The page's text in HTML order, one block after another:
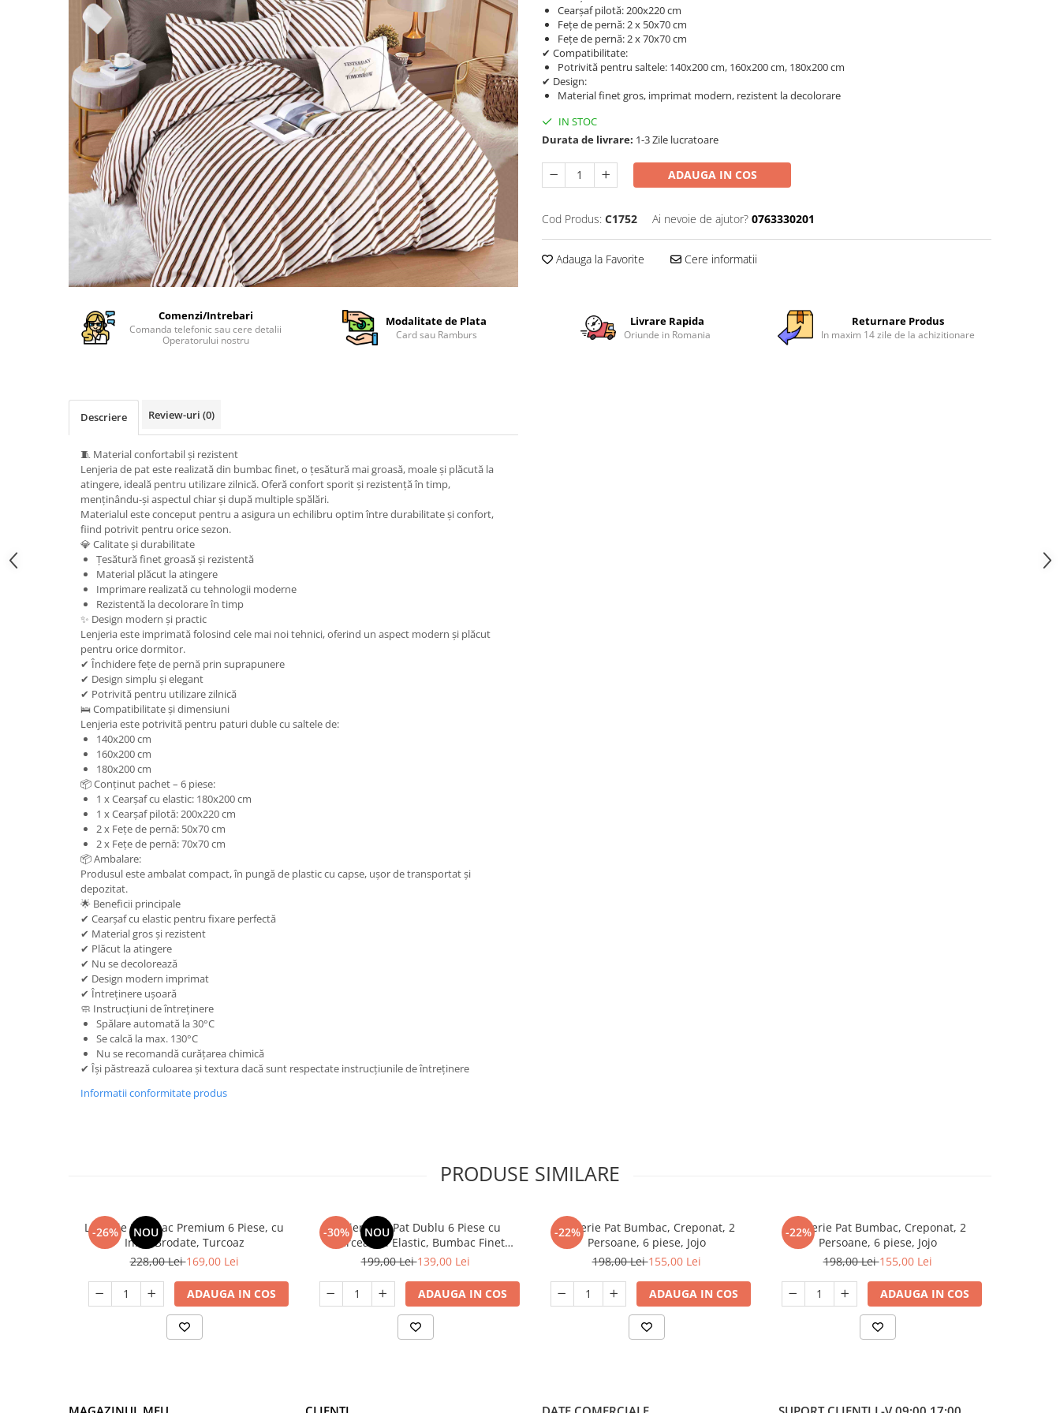
Cearceaf Normal
Lenjerii Pat Imprimeu 5D cu Elastic
Cearceaf cu Elastic pat 1 Persoana
Cearceaf cu Elastic pat 2 Persoane
Lenjerii Pat Inimi Brodate
Lenjerii Pat, Bumbac-Finet
Premium, 1 Persoana
Lenjerii Pat, Bumbac-Finet
Premium, 2 Persoane
Cearceaf cu Elastic
Cearșaf pilotă: 200x220 cm
Fețe de pernă: 2 x 50x70 cm
Fețe de pernă: 2 x 70x70 cm
✔ Compatibilitate:
Potrivită pentru saltele: 140x200 cm, 160x200 cm, 180x200 cm
✔ Design:
Material finet gros, imprimat modern, rezistent la decolorare
IN STOC
Durata de livrare: 1-3 Zile lucratoare
ADAUGA IN COS
Cod Produs: C1752 Ai nevoie de ajutor? 0763330201
Adauga la Favorite Cere informatii
Comenzi/Intrebari
Comanda telefonic sau cere detalii
Operatorului nostru
Modalitate de Plata
Card sau Ramburs
Livrare Rapida
Oriunde in Romania
Returnare Produs
In maxim 14 zile de la achizitionare
Descriere Review-uri (0)
🧵 Material confortabil și rezistent
Lenjeria de pat este realizată din bumbac finet, o țesătură mai groasă, moale și plăcută la
atingere, ideală pentru utilizare zilnică. Oferă confort sporit și rezistență în timp,
menținându-și aspectul chiar și după multiple spălări.
Materialul este conceput pentru a asigura un echilibru optim între durabilitate și confort,
fiind potrivit pentru orice sezon.
💎 Calitate și durabilitate
Țesătură finet groasă și rezistentă
Material plăcut la atingere
Imprimare realizată cu tehnologii moderne
Rezistentă la decolorare în timp
✨ Design modern și practic
Lenjeria este imprimată folosind cele mai noi tehnici, oferind un aspect modern și plăcut
pentru orice dormitor.
✔ Închidere fețe de pernă prin suprapunere
✔ Design simplu și elegant
✔ Potrivită pentru utilizare zilnică
🛌 Compatibilitate și dimensiuni
Lenjeria este potrivită pentru paturi duble cu saltele de:
140x200 cm
160x200 cm
180x200 cm
📦 Conținut pachet – 6 piese:
1 x Cearșaf cu elastic: 180x200 cm
1 x Cearșaf pilotă: 200x220 cm
2 x Fețe de pernă: 50x70 cm
2 x Fețe de pernă: 70x70 cm
📦 Ambalare:
Produsul este ambalat compact, în pungă de plastic cu capse, ușor de transportat și
depozitat.
🌟 Beneficii principale
✔ Cearșaf cu elastic pentru fixare perfectă
✔ Material gros și rezistent
✔ Plăcut la atingere
✔ Nu se decolorează
✔ Design modern imprimat
✔ Întreținere ușoară
🧼 Instrucțiuni de întreținere
Spălare automată la 30°C
Se calcă la max. 130°C
Nu se recomandă curățarea chimică
✔ Își păstrează culoarea și textura dacă sunt respectate instrucțiunile de întreținere
Informatii conformitate produs
PRODUSE SIMILARE
-26% NOU
Lenjerie Bumbac Premium 6 Piese, cu
Inimi Brodate, Turcoaz
228,00 Lei169,00 Lei
ADAUGA IN COS
-30% NOU
Lenjerie de Pat Dublu 6 Piese cu
Cearceaf cu Elastic, Bumbac Finet
Premium
199,00 Lei139,00 Lei
ADAUGA IN COS
-22%
Lenjerie Pat Bumbac, Creponat, 2
Persoane, 6 piese, Jojo
198,00 Lei155,00 Lei
ADAUGA IN COS
-22%
Lenjerie Pat Bumbac, Creponat, 2
Persoane, 6 piese, Jojo
198,00 Lei155,00 Lei
ADAUGA IN COS